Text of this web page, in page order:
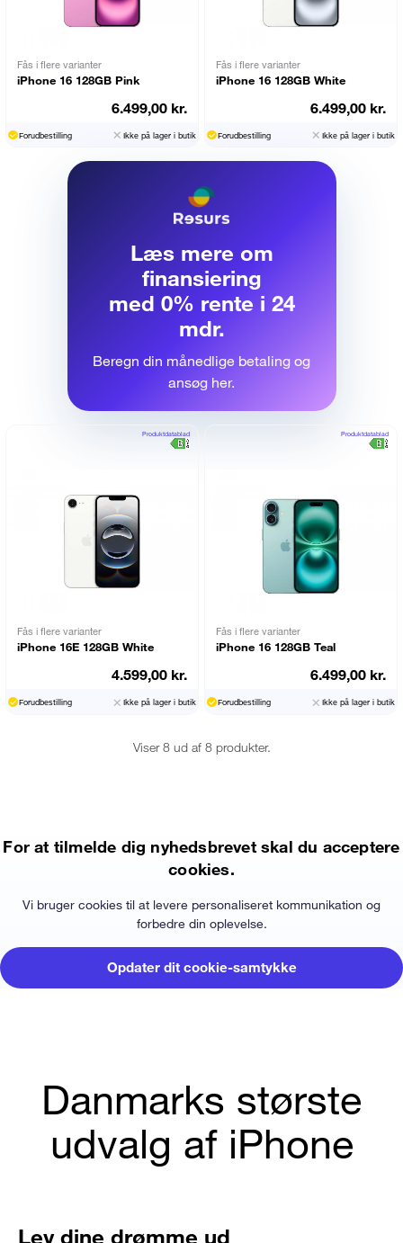
Fås i flere varianter
iPhone 16 128GB Pink
6.499,00 kr.
Forudbestilling Ikke på lager i butik
Fås i flere varianter
iPhone 16 128GB White
6.499,00 kr.
Forudbestilling Ikke på lager i butik
Læs mere om
finansiering
med 0% rente i 24
mdr.
Beregn din månedlige betaling og
ansøg her.
Produktdatablad
Fås i flere varianter
iPhone 16E 128GB White
4.599,00 kr.
Forudbestilling Ikke på lager i butik
Produktdatablad
Fås i flere varianter
iPhone 16 128GB Teal
6.499,00 kr.
Forudbestilling Ikke på lager i butik
Viser 8 ud af 8 produkter.
For at tilmelde dig nyhedsbrevet skal du acceptere
cookies.
Vi bruger cookies til at levere personaliseret kommunikation og
forbedre din oplevelse.
Opdater dit cookie-samtykke
Danmarks største
udvalg af iPhone
Lev dine drømme ud